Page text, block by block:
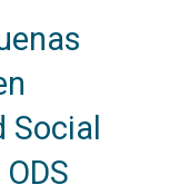
Social